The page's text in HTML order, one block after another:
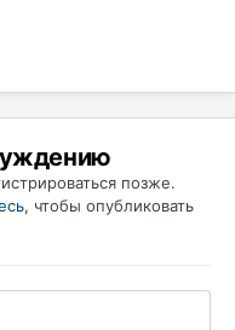
позже.
, чтобы опубликовать